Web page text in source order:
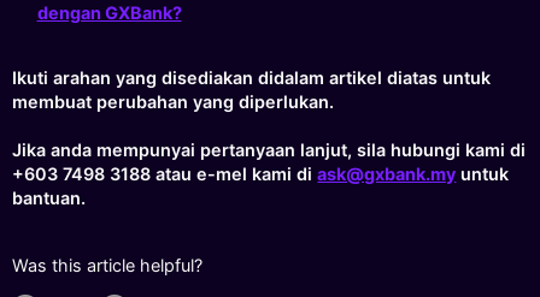
dengan GXBank?
Ikuti arahan yang disediakan didalam artikel diatas untuk
membuat perubahan yang diperlukan.
Jika anda mempunyai pertanyaan lanjut, sila hubungi kami di
+603 7498 3188 atau e-mel kami diask@gxbank.my untuk
bantuan.
Was this article helpful?